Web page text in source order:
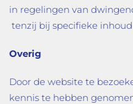
in regelingen van
tenzij bij specifieke
Overig
Door de website te
kennis te hebben